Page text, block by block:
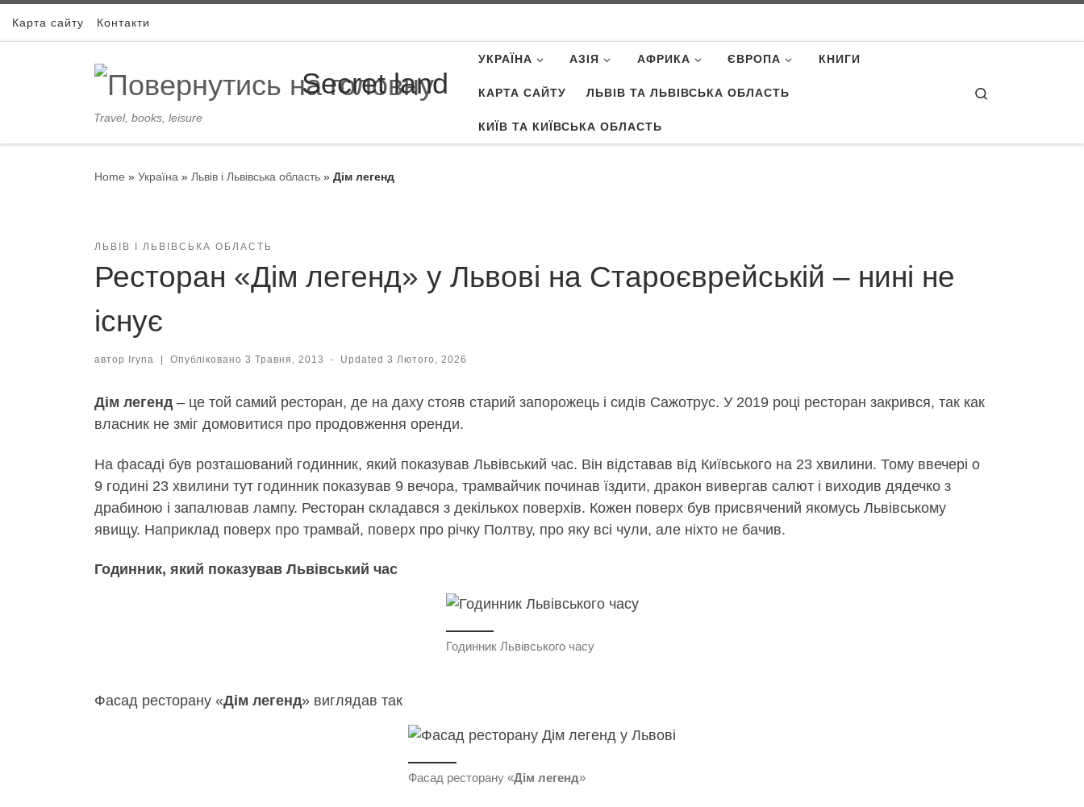
Skip to content
Карта сайту Контакти
Secret land
Travel, books, leisure
УКРАЇНА АЗІЯ АФРИКА ЄВРОПА КНИГИ
КАРТА САЙТУ ЛЬВІВ ТА ЛЬВІВСЬКА ОБЛАСТЬ
КИЇВ ТА КИЇВСЬКА ОБЛАСТЬ
Home » Україна » Львів і Львівська область » Дім легенд
ЛЬВІВ І ЛЬВІВСЬКА ОБЛАСТЬ
Ресторан «Дім легенд» у Львові на Староєврейській – нині не
існує
автор Iryna Опубліковано 3 Травня, 2013 - Updated3 Лютого, 2026
Дім легенд – це той самий ресторан, де на даху стояв старий запорожець і сидів Сажотрус. У 2019 році ресторан закрився, так как
власник не зміг домовитися про продовження оренди.
На фасаді був розташований годинник, який показував Львівський час. Він відставав від Київського на 23 хвилини. Тому ввечері о
9 годині 23 хвилини тут годинник показував 9 вечора, трамвайчик починав їздити, дракон вивергав салют і виходив дядечко з
драбиною і запалював лампу. Ресторан складався з декількох поверхів. Кожен поверх був присвячений якомусь Львівському
явищу. Наприклад поверх про трамвай, поверх про річку Полтву, про яку всі чули, але ніхто не бачив.
Годинник, який показував Львівський час
Годинник Львівського часу
Фасад ресторану «Дім легенд» виглядав так
Фасад ресторану «Дім легенд»